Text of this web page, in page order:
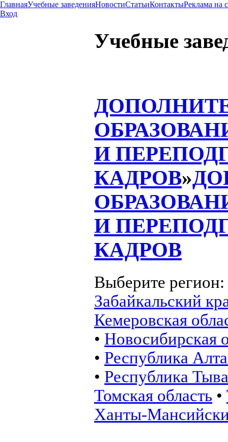
ГлавнаяУчебные заведенияНовостиСтатьиКонтактыРеклама на
Вход
Учебные
И
КАДРОВ»
И
КАДРОВ
Выберите регион:
Забайкальский
Кемеровская
• Новосибирская
• Республика
• Республика Тыва
Томская область •
Ханты-